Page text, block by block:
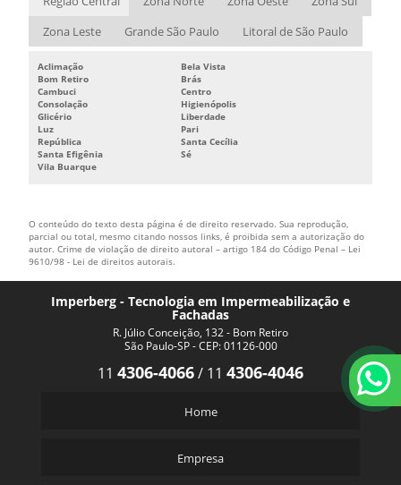
Zona Leste
Grande São Paulo Litoral de São Paulo
Aclimação
Bela Vista
Bom Retiro
Brás
Cambuci
Centro
Consolação
Higienópolis
Glicério
Liberdade
Luz
Pari
República
Santa Cecília
Santa Efigênia
Sé
Vila Buarque
O conteúdo do texto desta página é de direito reservado. Sua reprodução,
parcial ou total, mesmo citando nossos links, é proibida sem a autorização do
autor. Crime de violação de direito autoral – artigo 184 do Código Penal – Lei
9610/98 - Lei de direitos autorais.
Imperberg - Tecnologia em Impermeabilização e
Fachadas
R. Júlio Conceição, 132 - Bom Retiro
São Paulo-SP - CEP: 01126-000
11 4306-4066/ 11 4306-4046
Home
Empresa